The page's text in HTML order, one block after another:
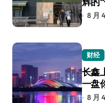
8 月
财经
长鑫
一盘
8 月